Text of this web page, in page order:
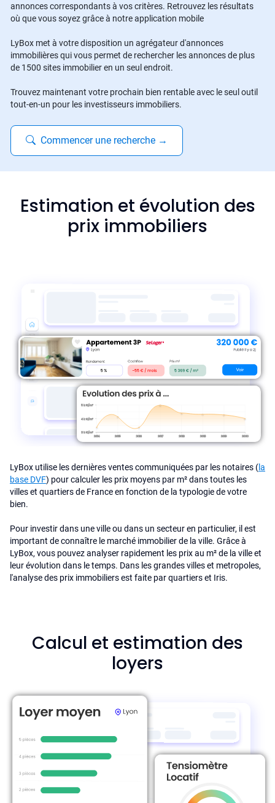
annonces correspondants à vos critères. Retrouvez les résultats
où que vous soyez grâce à notre application mobile
LyBox met à votre disposition un agrégateur d'annonces
immobilières qui vous permet de rechercher les annonces de plus
de 1500 sites immobilier en un seul endroit.
Trouvez maintenant votre prochain bien rentable avec le seul outil
tout-en-un pour les investisseurs immobiliers.
Commencer une recherche →
Estimation et évolution des
prix immobiliers
LyBox utilise les dernières ventes communiquées par les notaires (la
base DVF) pour calculer les prix moyens par m² dans toutes les
villes et quartiers de France en fonction de la typologie de votre
bien.
Pour investir dans une ville ou dans un secteur en particulier, il est
important de connaître le marché immobilier de la ville. Grâce à
LyBox, vous pouvez analyser rapidement les prix au m² de la ville et
leur évolution dans le temps. Dans les grandes villes et metropoles,
l'analyse des prix immobiliers est faite par quartiers et Iris.
Calcul et estimation des
loyers